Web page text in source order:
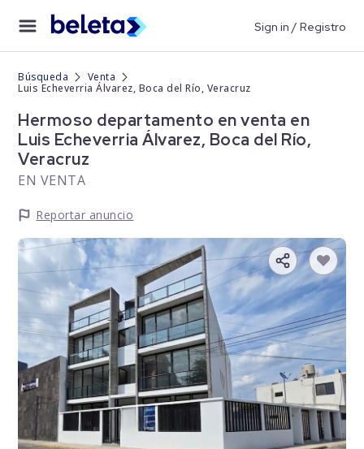
Sign in / Registro
Búsqueda
Venta
Luis Echeverria Álvarez, Boca del Río, Veracruz
Hermoso departamento en venta en
Luis Echeverria Álvarez, Boca del Río,
Veracruz
EN VENTA
Reportar anuncio